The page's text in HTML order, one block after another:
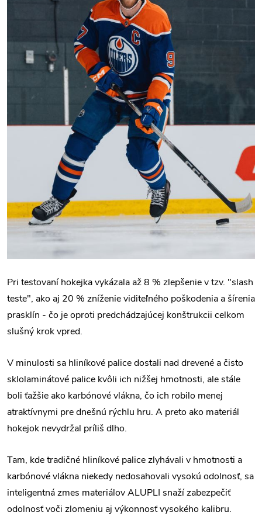
Pri testovaní hokejka vykázala až 8 % zlepšenie v tzv. "slash
teste", ako aj 20 % zníženie viditeľného poškodenia a šírenia
prasklín - čo je oproti predchádzajúcej konštrukcii celkom
slušný krok vpred.
V minulosti sa hliníkové palice dostali nad drevené a čisto
sklolaminátové palice kvôli ich nižšej hmotnosti, ale stále
boli ťažšie ako karbónové vlákna, čo ich robilo menej
atraktívnymi pre dnešnú rýchlu hru. A preto ako materiál
hokejok nevydržal príliš dlho.
Tam, kde tradičné hliníkové palice zlyhávali v hmotnosti a
karbónové vlákna niekedy nedosahovali vysokú odolnosť, sa
inteligentná zmes materiálov ALUPLI snaží zabezpečiť
odolnosť voči zlomeniu aj výkonnosť vysokého kalibru.